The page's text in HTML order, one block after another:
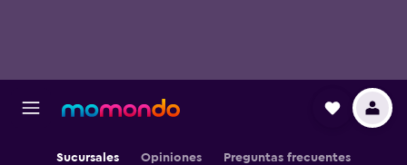
Sucursales Opiniones Preguntas frecuentes